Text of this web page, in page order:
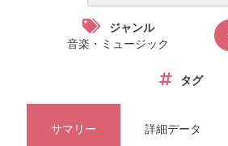
ジャンル
音楽・ミュージック
タグ
サマリー 詳細データ